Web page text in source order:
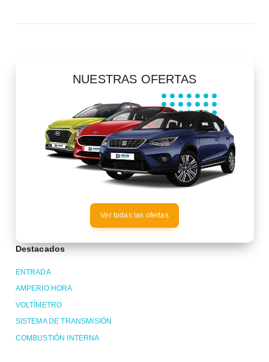
NUESTRAS OFERTAS
Ver todas las ofertas
Destacados
ENTRADA
AMPERIO HORA
VOLTÍMETRO
SISTEMA DE TRANSMISIÓN
COMBUSTIÓN INTERNA